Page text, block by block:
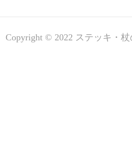
Copyright © 2022 ステッキ・杖